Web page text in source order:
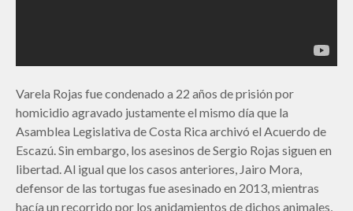
Varela Rojas fue condenado a 22 años de prisión por
homicidio agravado justamente el mismo día que la
Asamblea Legislativa de Costa Rica archivó el Acuerdo de
Escazú. Sin embargo, los asesinos de Sergio Rojas siguen en
libertad. Al igual que los casos anteriores, Jairo Mora,
defensor de las tortugas fue asesinado en 2013, mientras
hacía un recorrido por los anidamientos de dichos animales,